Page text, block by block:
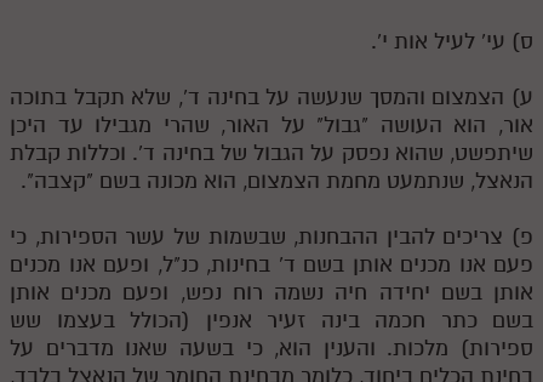
ס) עי' לעיל אות י'.
ע) הצמצום והמסך שנעשה על בחינה ד', שלא תקבל בתוכה
אור, הוא העושה "גבול" על האור, שהרי מגבילו עד היכן
שיתפשט, שהוא נפסק על הגבול של בחינה ד'. וכללות קבלת
הנאצל, שנתמעט מחמת הצמצום, הוא מכונה בשם "קצבה".
פ) צריכים להבין ההבחנות, שבשמות של עשר הספירות, כי
פעם אנו מכנים אותן בשם ד' בחינות, כנ"ל, ופעם אנו מכנים
אותן בשם יחידה חיה נשמה רוח נפש, ופעם מכנים אותן
בשם כתר חכמה בינה זעיר אנפין (הכולל בעצמו שש
ספירות) מלכות. והענין הוא, כי בשעה שאנו מדברים על
בחינת הכלים ביחוד, כלומר מבחינת החומר של הנאצל בלבד,